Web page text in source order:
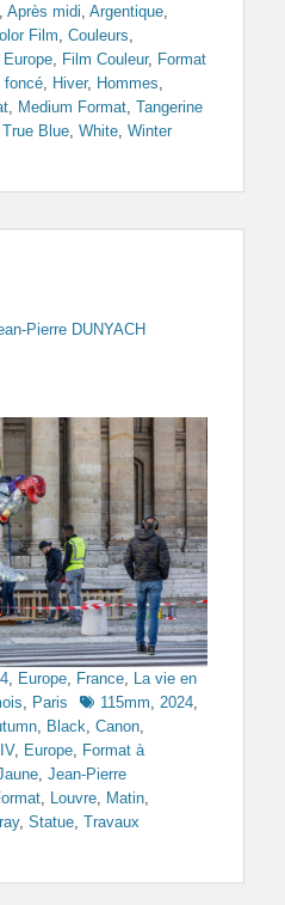
Après midi Argentique
Film Couleurs
Europe Film Couleur, Format
foncé Hiver, Hommes
Medium Format Tangerine
True Blue White Winter
Pierre DUNYACH
, Europe, France, La vie en
, Paris Tags115mm, 2024,
, Black, Canon,
, Europe, Format à
, Jean-Pierre
, Louvre, Matin,
, Statue, Travaux